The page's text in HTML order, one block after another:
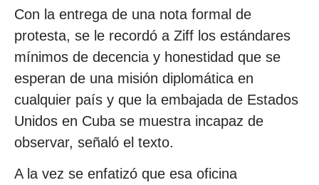
Con la entrega de una nota formal de
protesta, se le recordó a Ziff los estándares
mínimos de decencia y honestidad que se
esperan de una misión diplomática en
cualquier país y que la embajada de Estados
Unidos en Cuba se muestra incapaz de
observar, señaló el texto.
A la vez se enfatizó que esa oficina